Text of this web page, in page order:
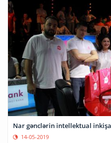
Nar gənclərin intellektual
14-05-2019